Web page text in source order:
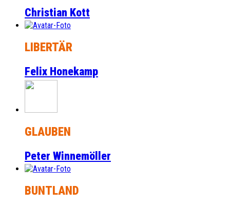
Christian Kott
LIBERTÄR
Felix Honekamp
GLAUBEN
Peter Winnemöller
BUNTLAND